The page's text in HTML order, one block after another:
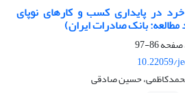
در پایداری کسب و کارهای نوپای
مطالعه: بانک صادرات ایران)
86-97
10.22059/
حسین صادقی